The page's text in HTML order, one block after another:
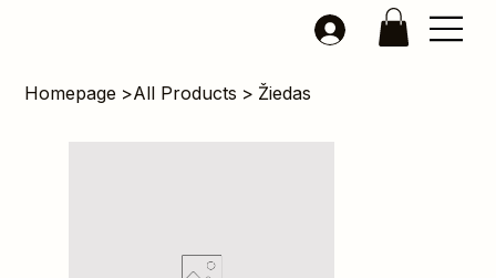
Homepage >All Products > Žiedas